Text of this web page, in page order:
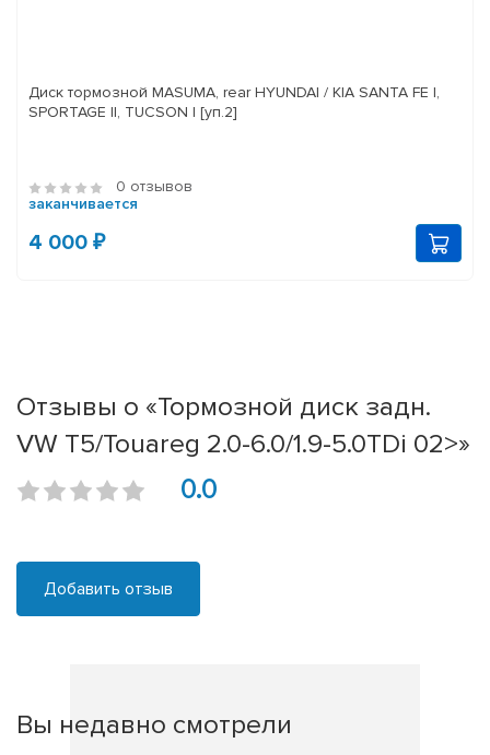
Диск тормозной MASUMA, rear HYUNDAI / KIA SANTA FE I,
SPORTAGE II, TUCSON I [уп.2]
0 отзывов
заканчивается
4 000 ₽
Отзывы о «Тормозной диск задн.
VW T5/Touareg 2.0-6.0/1.9-5.0TDi 02>»
0.0
Добавить отзыв
Вы недавно смотрели